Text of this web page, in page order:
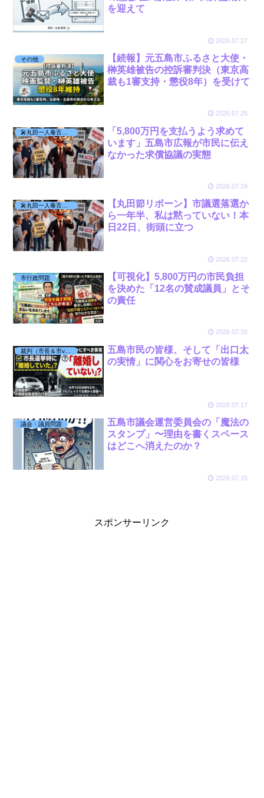
を迎えて
2026.07.27
その他
【続報】元五島市ふるさと大使・
榊英雄被告の控訴審判決（東京高
裁も1審支持・懲役8年）を受けて
2026.07.25
🎤丸田一人毒舌活動
「5,800万円を支払うよう求めて
います」五島市広報が市民に伝え
なかった求償協議の実態
2026.07.24
🎤丸田一人毒舌活動
【丸田節リボーン】市議選落選か
ら一年半、私は黙っていない！本
日22日、街頭に立つ
2026.07.22
市行政問題
【可視化】5,800万円の市民負担
を決めた「12名の賛成議員」とそ
の責任
2026.07.20
裁判（市長＆市vs丸田）
五島市民の皆様、そして「出口太
の実情」に関心をお寄せの皆様
2026.07.17
議会・議員問題
五島市議会運営委員会の「魔法の
スタンプ」〜理由を書くスペース
はどこへ消えたのか？
2026.07.15
スポンサーリンク